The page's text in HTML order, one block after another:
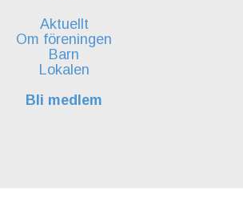
Aktuellt
Om föreningen
Barn
Lokalen
Bli medlem